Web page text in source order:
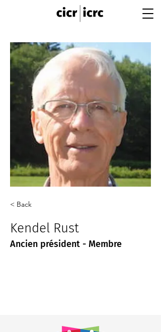
< Back
Kendel Rust
Ancien président - Membre